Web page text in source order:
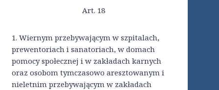
Art. 18
1. Wiernym przebywającym w szpitalach,
prewentoriach i sanatoriach, w domach
pomocy społecznej i w zakładach karnych
oraz osobom tymczasowo aresztowanym i
nieletnim przebywającym w zakładach